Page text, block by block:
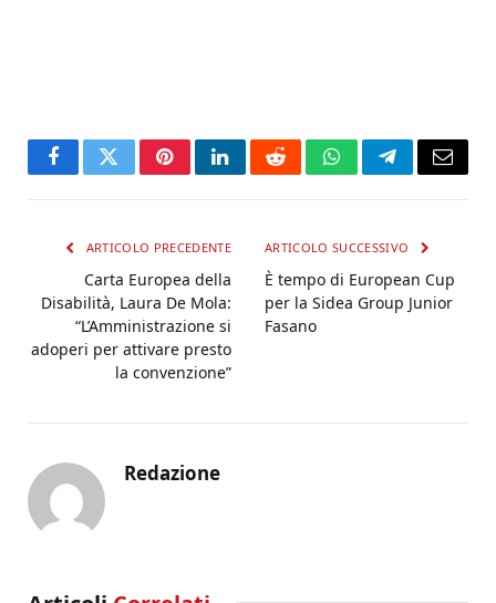
FacebookTwitterPinterestLinkedInRedditWhatsAppTelegramEmail
ARTICOLO PRECEDENTE
Carta Europea della
Disabilità, Laura De Mola:
“L’Amministrazione si
adoperi per attivare presto
la convenzione”
ARTICOLO SUCCESSIVO
È tempo di European Cup
per la Sidea Group Junior
Fasano
Redazione